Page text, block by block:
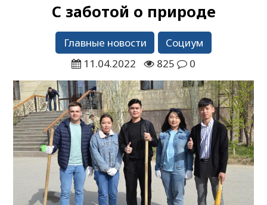
С заботой о природе
Главные новости
Социум
11.04.2022
825 0